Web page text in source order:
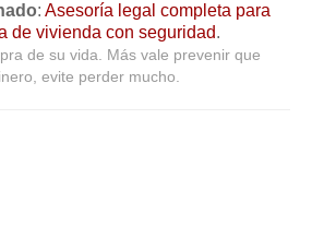
: Asesoría legal completa para
de vivienda con seguridad.
de su vida. Más vale prevenir que
evite perder mucho.